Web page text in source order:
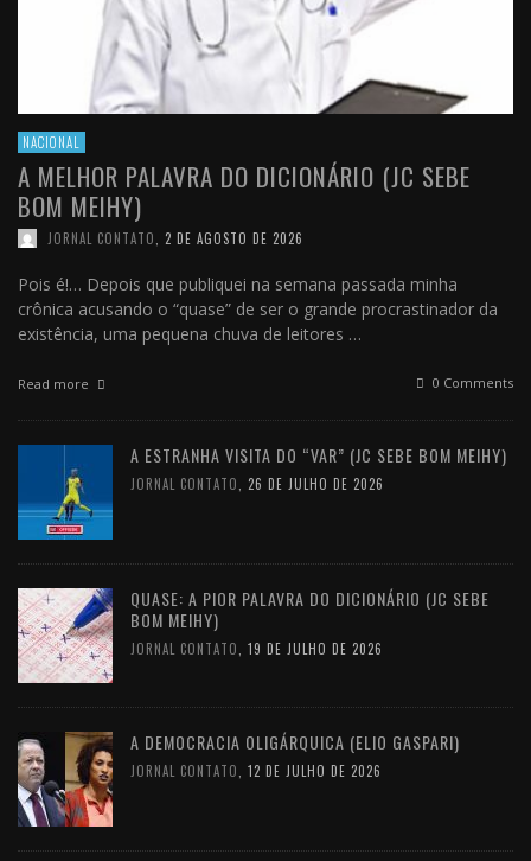
NACIONAL
A MELHOR PALAVRA DO DICIONÁRIO (JC SEBE
BOM MEIHY)
JORNAL CONTATO 2 DE AGOSTO DE 2026
Pois é!… Depois que publiquei na semana passada minha
crônica acusando o “quase” de ser o grande procrastinador da
existência, uma pequena chuva de leitores …
Read more 0 Comments
A ESTRANHA VISITA DO “VAR” (JC SEBE BOM MEIHY)
JORNAL CONTATO 26 DE JULHO DE 2026
QUASE: A PIOR PALAVRA DO DICIONÁRIO (JC SEBE
BOM MEIHY)
JORNAL CONTATO 19 DE JULHO DE 2026
A DEMOCRACIA OLIGÁRQUICA (ELIO GASPARI)
JORNAL CONTATO 12 DE JULHO DE 2026